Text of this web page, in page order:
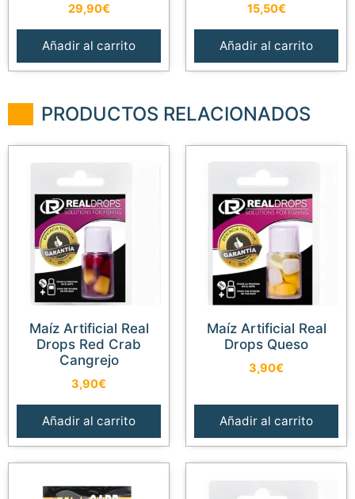
29,90€
Añadir al carrito
15,50€
Añadir al carrito
PRODUCTOS RELACIONADOS
Maíz Artificial Real
Drops Red Crab
Cangrejo
3,90€
Añadir al carrito
Maíz Artificial Real
Drops Queso
3,90€
Añadir al carrito